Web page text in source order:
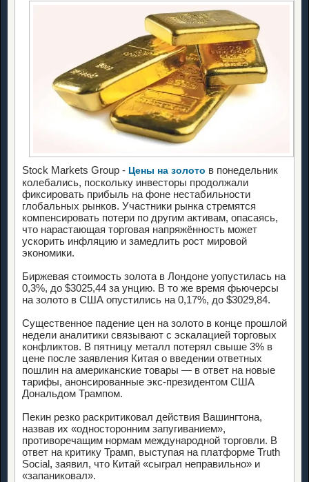
Stock Markets Group - Цены на золото в понедельник
колебались, поскольку инвесторы продолжали
фиксировать прибыль на фоне нестабильности
глобальных рынков. Участники рынка стремятся
компенсировать потери по другим активам, опасаясь,
что нарастающая торговая напряжённость может
ускорить инфляцию и замедлить рост мировой
экономики.
Биржевая стоимость золота в Лондоне уопустилась на
0,3%, до $3025,44 за унцию. В то же время фьючерсы
на золото в США опустились на 0,17%, до $3029,84.
Существенное падение цен на золото в конце прошлой
недели аналитики связывают с эскалацией торговых
конфликтов. В пятницу металл потерял свыше 3% в
цене после заявления Китая о введении ответных
пошлин на американские товары — в ответ на новые
тарифы, анонсированные экс-президентом США
Дональдом Трампом.
Пекин резко раскритиковал действия Вашингтона,
назвав их «односторонним запугиванием»,
противоречащим нормам международной торговли. В
ответ на критику Трамп, выступая на платформе Truth
Social, заявил, что Китай «сыграл неправильно» и
«запаниковал».